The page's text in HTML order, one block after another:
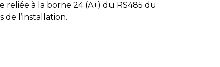
à la borne 24 (A+) du RS485 du
l’installation.